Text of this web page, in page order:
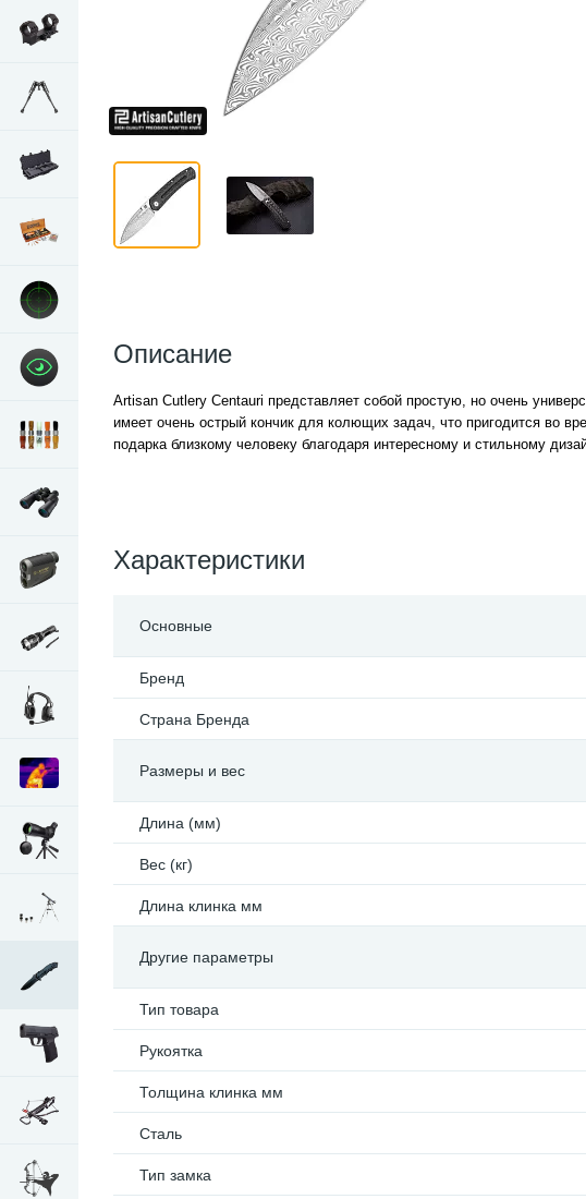
Описание
Artisan Cutlery Centauri представляет собой простую, но очень
имеет очень острый кончик для колющих задач, что пригодится во
подарка близкому человеку благодаря интересному и стильному
Характеристики
Основные
Бренд
Страна Бренда
Размеры и вес
Длина (мм)
Вес (кг)
Длина клинка мм
Другие параметры
Тип товара
Рукоятка
Толщина клинка мм
Сталь
Тип замка